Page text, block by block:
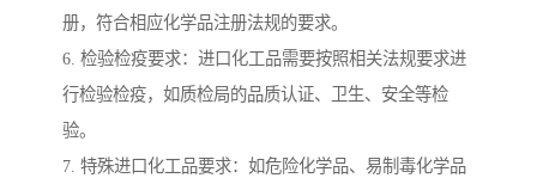
册，符合相应化学品注册法规的要求。
6. 检验检疫要求：进口化工品需要按照相关法规要求进
行检验检疫，如质检局的品质认证、卫生、安全等检
验。
7. 特殊进口化工品要求：如危险化学品、易制毒化学品